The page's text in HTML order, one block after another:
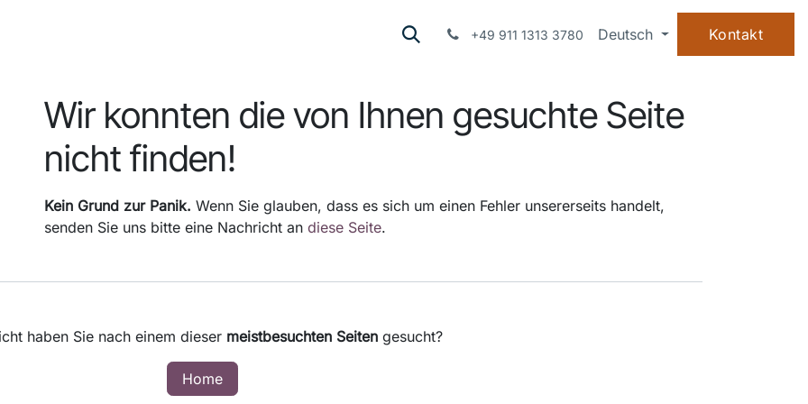
WISSEN ÜBER UNS
+49 911 1313 3780 Deutsch Kontakt
Fehler 404
Wir konnten die von Ihnen gesuchte Seite
nicht finden!
Kein Grund zur Panik. Wenn Sie glauben, dass es sich um einen Fehler unsererseits handelt,
senden Sie uns bitte eine Nachricht an diese Seite.
haben Sie nach einem dieser meistbesuchten Seiten gesucht?
Home